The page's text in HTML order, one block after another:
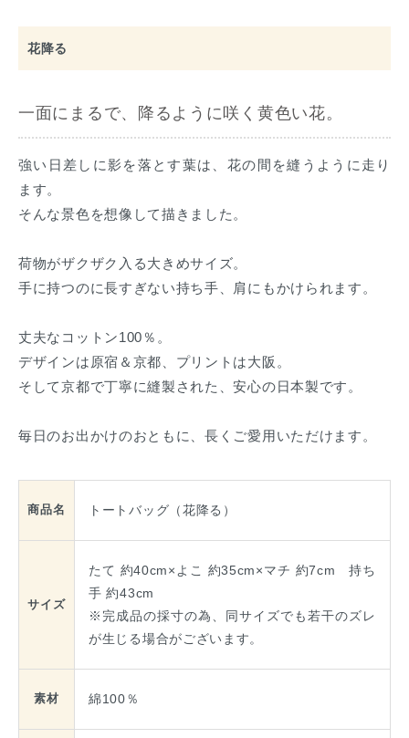
花降る
一面にまるで、降るように咲く黄色い花。
強い日差しに影を落とす葉は、花の間を縫うように走り
ます。
そんな景色を想像して描きました。
荷物がザクザク入る大きめサイズ。
手に持つのに長すぎない持ち手、肩にもかけられます。
丈夫なコットン100％。
デザインは原宿＆京都、プリントは大阪。
そして京都で丁寧に縫製された、安心の日本製です。
毎日のお出かけのおともに、長くご愛用いただけます。
商品名 トートバッグ（花降る）
サイズ
たて 約40cm×よこ 約35cm×マチ 約7cm 持ち
手 約43cm
※完成品の採寸の為、同サイズでも若干のズレ
が生じる場合がございます。
素材 綿100％